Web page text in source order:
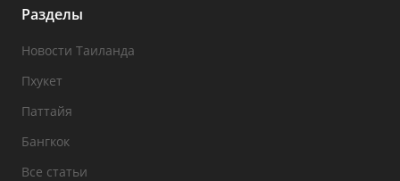
Разделы
Новости Таиланда
Пхукет
Паттайя
Бангкок
Все статьи